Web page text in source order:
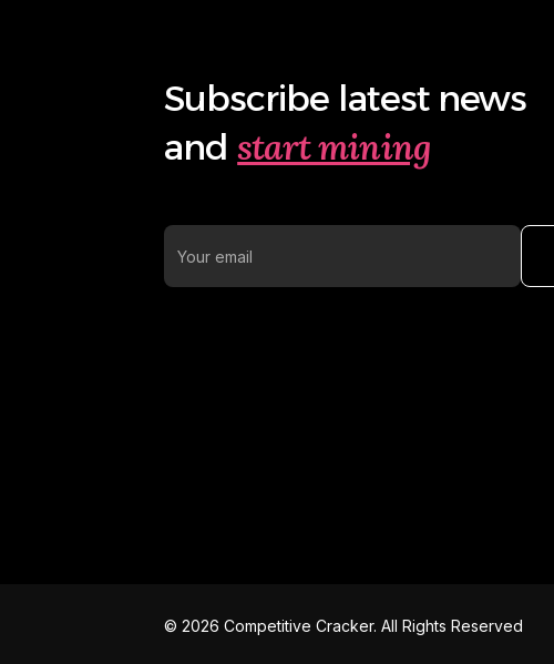
Subscribe latest news
and start mining
© 2026 Competitive Cracker. All Rights Reserved